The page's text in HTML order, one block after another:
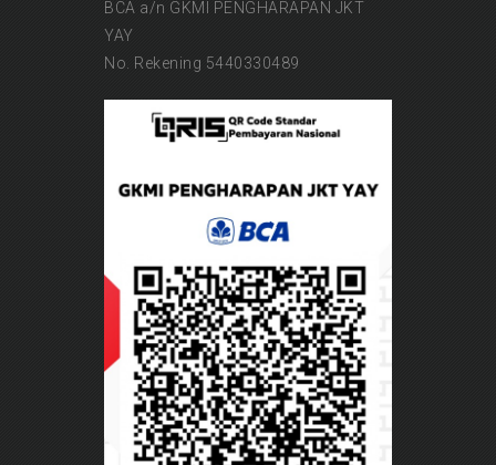
BCA a/n GKMI PENGHARAPAN JKT
YAY
No. Rekening 5440330489